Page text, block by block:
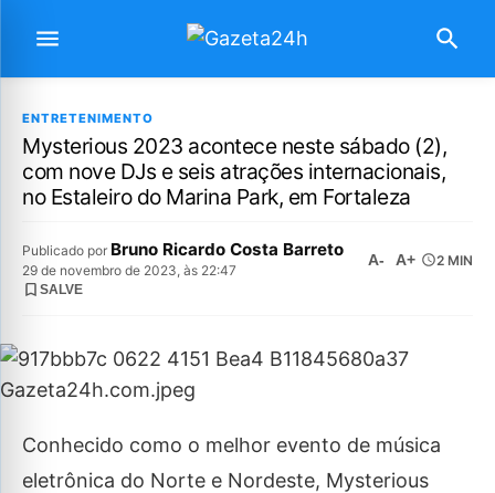
ENTRETENIMENTO
Mysterious 2023 acontece neste sábado (2),
com nove DJs e seis atrações internacionais,
no Estaleiro do Marina Park, em Fortaleza
Publicado por Bruno Ricardo Costa Barreto
29 de novembro de 2023, às 22:47
A- A+ 2 MIN
SALVE
Conhecido como o melhor evento de música
eletrônica do Norte e Nordeste, Mysterious